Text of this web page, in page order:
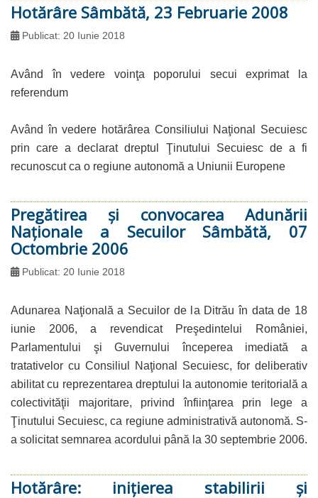
Hotărâre Sâmbătă, 23 Februarie 2008
Publicat: 20 Iunie 2018
Având în vedere voinţa poporului secui exprimat la
referendum
Având în vedere hotărârea Consiliului Naţional Secuiesc
prin care a declarat dreptul Ţinutului Secuiesc de a fi
recunoscut ca o regiune autonomă a Uniunii Europene
Pregătirea şi convocarea Adunării
Naţionale a Secuilor Sâmbătă, 07
Octombrie 2006
Publicat: 20 Iunie 2018
Adunarea Naţională a Secuilor de la Ditrău în data de 18
iunie 2006, a revendicat Preşedintelui României,
Parlamentului şi Guvernului începerea imediată a
tratativelor cu Consiliul Naţional Secuiesc, for deliberativ
abilitat cu reprezentarea dreptului la autonomie teritorială a
colectivităţii majoritare, privind înfiinţarea prin lege a
Ţinutului Secuiesc, ca regiune administrativă autonomă. S-
a solicitat semnarea acordului până la 30 septembrie 2006.
Hotărâre: iniţierea stabilirii şi